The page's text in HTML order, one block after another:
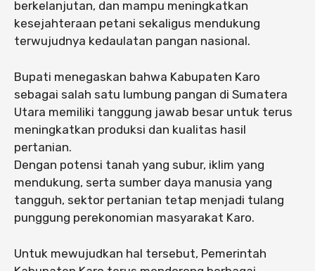
berkelanjutan, dan mampu meningkatkan
kesejahteraan petani sekaligus mendukung
terwujudnya kedaulatan pangan nasional.
Bupati menegaskan bahwa Kabupaten Karo
sebagai salah satu lumbung pangan di Sumatera
Utara memiliki tanggung jawab besar untuk terus
meningkatkan produksi dan kualitas hasil
pertanian.
Dengan potensi tanah yang subur, iklim yang
mendukung, serta sumber daya manusia yang
tangguh, sektor pertanian tetap menjadi tulang
punggung perekonomian masyarakat Karo.
Untuk mewujudkan hal tersebut, Pemerintah